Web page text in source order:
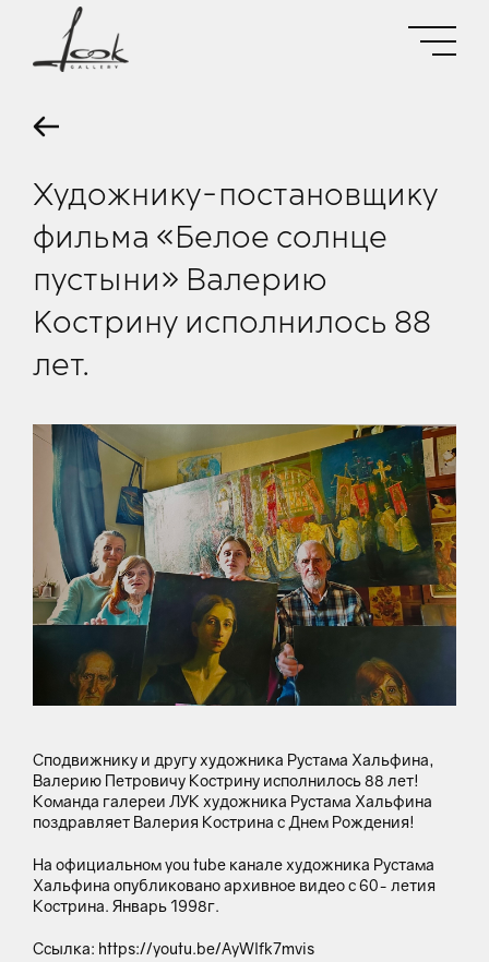
Художнику-постановщику
фильма «Белое солнце
пустыни» Валерию
Кострину исполнилось 88
лет.
Сподвижнику и другу художника Рустама Хальфина,
Валерию Петровичу Кострину исполнилось 88 лет!
Команда галереи ЛУК художника Рустама Хальфина
поздравляет Валерия Кострина с Днем Рождения!
На официальном you tube канале художника Рустама
Хальфина опубликовано архивное видео с 60- летия
Кострина. Январь 1998г.
Ссылка: https://youtu.be/AyWlfk7mvis